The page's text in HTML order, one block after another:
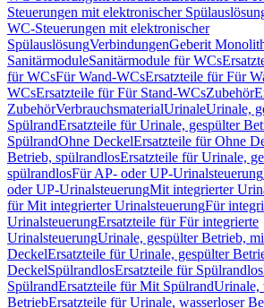
Steuerungen mit elektronischer
WC-Steuerungen mit elektronischer
SpülauslösungVerbindungenGeberit
SanitärmoduleSanitärmodule für WCs
für WCsFür Wand-WCsErsatzteile für Für
WCsErsatzteile für Für Stand-WCsZubehör
ZubehörVerbrauchsmaterialUrinaleUrinale,
SpülrandErsatzteile für Urinale, gespülter
SpülrandOhne DeckelErsatzteile für Ohne
Betrieb, spülrandlosErsatzteile für Urinale,
spülrandlosFür AP- oder UP-Urinalsteuerung
oder UP-UrinalsteuerungMit integrierter
für Mit integrierter UrinalsteuerungFür
UrinalsteuerungErsatzteile für Für integrierte
UrinalsteuerungUrinale, gespülter Betrieb,
DeckelErsatzteile für Urinale, gespülter
DeckelSpülrandlosErsatzteile für Spülrandlos
SpülrandErsatzteile für Mit SpülrandUrinale,
BetriebErsatzteile für Urinale, wasserloser